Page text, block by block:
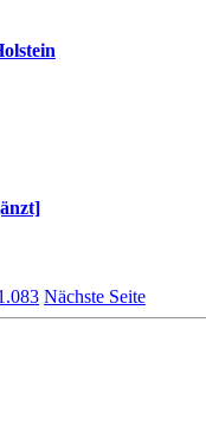
Nächste Seite